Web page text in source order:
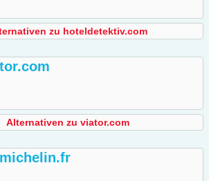
zu hoteldetektiv.com
Alternativen zu viator.com